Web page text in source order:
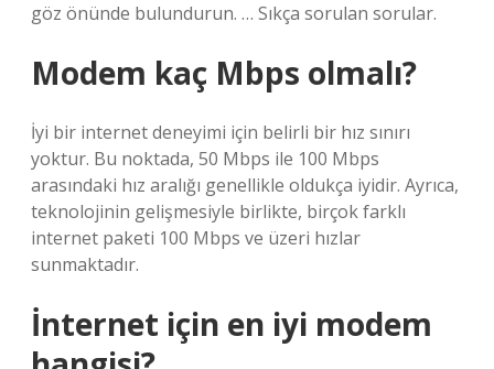
göz önünde bulundurun. … Sıkça sorulan sorular.
Modem kaç Mbps olmalı?
İyi bir internet deneyimi için belirli bir hız sınırı
yoktur. Bu noktada, 50 Mbps ile 100 Mbps
arasındaki hız aralığı genellikle oldukça iyidir. Ayrıca,
teknolojinin gelişmesiyle birlikte, birçok farklı
internet paketi 100 Mbps ve üzeri hızlar
sunmaktadır.
İnternet için en iyi modem